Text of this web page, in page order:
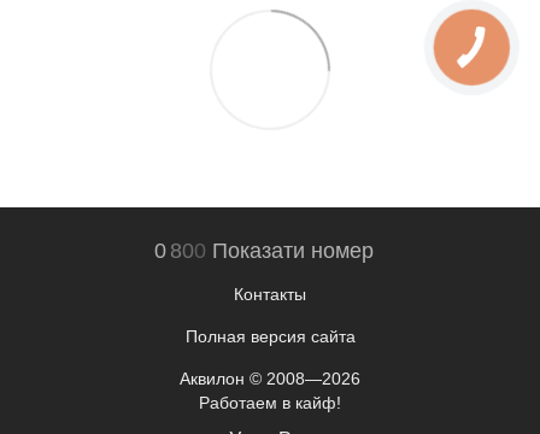
0 800 Показати номер
Контакты
Полная версия сайта
Аквилон © 2008—2026
Работаем в кайф!